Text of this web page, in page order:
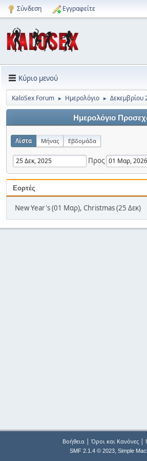
Σύνδεση Εγγραφείτε
Κύριο μενού
KaloSex Forum ► Ημερολόγιο ► Δεκεμβρίου
Ημερολόγιο
Λίστα Μήνας Εβδομάδα
Προς
Εορτές
New Year's (01 Μαρ), Christmas (25 Δεκ)
Βοήθεια| Όροι και Κανόνες|
SMF 2.1.4 © 2023, Simple